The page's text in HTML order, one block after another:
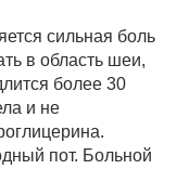
сильная боль
в область шеи,
более 30
и не
пот. Больной